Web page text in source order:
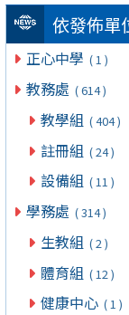
依發佈單
正心中學 ( 1 )
教務處 ( 614 )
教學組 ( 404 )
註冊組 ( 24 )
設備組 ( 11 )
學務處 ( 314 )
生教組 ( 2 )
體育組 ( 12 )
健康中心 ( 1 )